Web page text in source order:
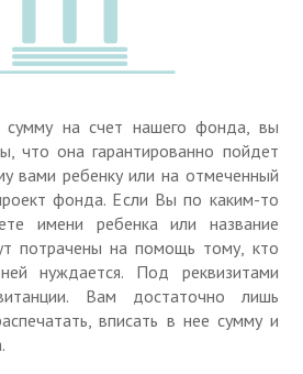
сумму на счет нашего фонда, вы
что она гарантированно пойдет
вами ребенку или на отмеченный
фонда. Если Вы по каким-то
имени ребенка или название
потрачены на помощь тому, кто
нуждается. Под реквизитами
Вам достаточно лишь
вписать в нее сумму и